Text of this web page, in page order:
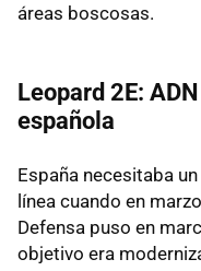
áreas boscosas.
Leopard 2E:
española
España necesitaba
línea cuando en
Defensa puso en
objetivo era